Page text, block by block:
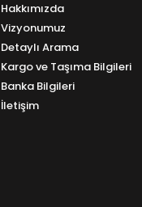
Hakkımızda
Vizyonumuz
Detaylı Arama
Kargo ve Taşıma Bilgileri
Banka Bilgileri
İletişim